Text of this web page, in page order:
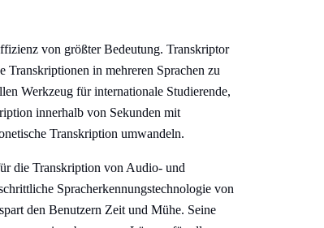
von größter Bedeutung. Transkriptor
in mehreren Sprachen zu
Werkzeug für internationale Studierende,
innerhalb von Sekunden mit
Transkription umwandeln.
die Transkription von Audio- und
Spracherkennungstechnologie von
den Benutzern Zeit und Mühe. Seine